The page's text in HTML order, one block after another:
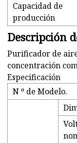
Capacidad de
producción
Descripción
Purificador de
concentración
Especificación
N º de Modelo.